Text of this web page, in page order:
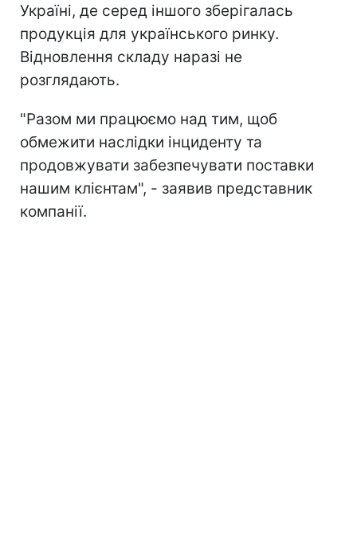
Україні, де серед іншого зберігалась
продукція для українського ринку.
Відновлення складу наразі не
розглядають.
"Разом ми працюємо над тим, щоб
обмежити наслідки інциденту та
продовжувати забезпечувати поставки
нашим клієнтам", - заявив представник
компанії.